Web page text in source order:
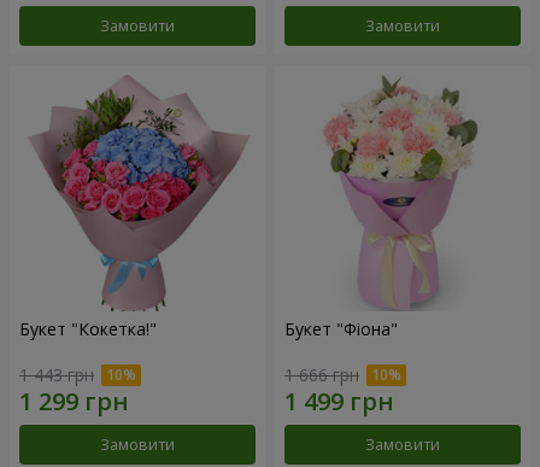
Замовити Замовити
Букет "Кокетка!"
1 443 грн
Замовити
Букет "Фіона"
1 666 грн
Замовити